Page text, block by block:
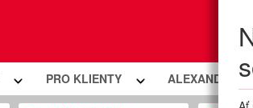
PRO KLIENTY ALEXANDRIA